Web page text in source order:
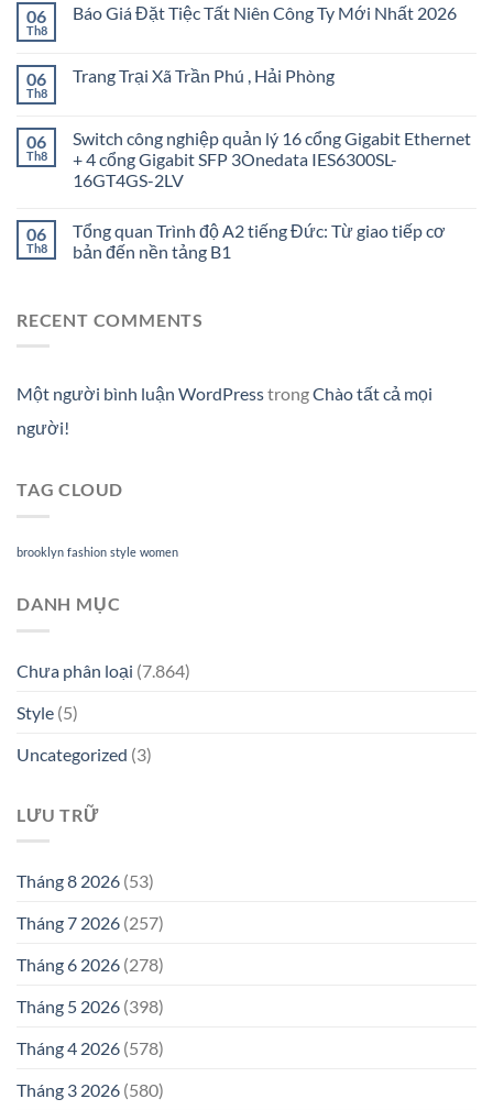
06
Th8
Báo Giá Đặt Tiệc Tất Niên Công Ty Mới Nhất 2026
06
Th8
Trang Trại Xã Trần Phú , Hải Phòng
06
Th8
Switch công nghiệp quản lý 16 cổng Gigabit Ethernet
+ 4 cổng Gigabit SFP 3Onedata IES6300SL-
16GT4GS-2LV
06
Th8
Tổng quan Trình độ A2 tiếng Đức: Từ giao tiếp cơ
bản đến nền tảng B1
RECENT COMMENTS
Một người bình luận WordPresstrongChào tất cả mọi
người!
TAG CLOUD
brooklyn fashion style women
DANH MỤC
Chưa phân loại (7.864)
Style (5)
Uncategorized (3)
LƯU TRỮ
Tháng 8 2026 (53)
Tháng 7 2026 (257)
Tháng 6 2026 (278)
Tháng 5 2026 (398)
Tháng 4 2026 (578)
Tháng 3 2026 (580)